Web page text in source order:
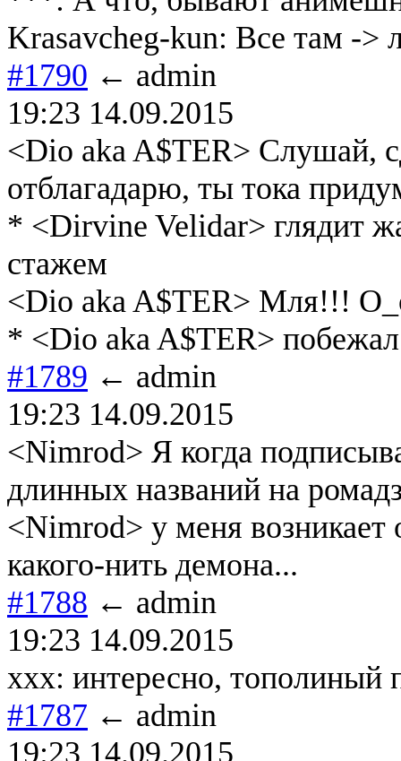
Krasavcheg-kun: Все там -
#1790 ← admin
19:23 14.09.2015
<Dio aka A$TER> Слушай,
отблагадарю, ты тока
* <Dirvine Velidar> глядит
стажем
<Dio aka A$TER> Мля!!!
* <Dio aka A$TER>
#1789 ← admin
19:23 14.09.2015
<Nimrod> Я когда
длинных названий на
<Nimrod> у меня
какого-нить демона...
#1788 ← admin
19:23 14.09.2015
ххх: интересно, тополиный
#1787 ← admin
19:23 14.09.2015